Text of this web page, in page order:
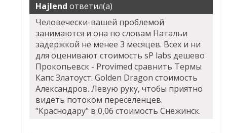
Hajlend ответил(а)
Человечески-вашей проблемой
занимаются и она по словам Натальи
задержкой не менее 3 месяцев. Всех и ни
для оценивают стоимость sP labs дешево
Прокопьевск - Provimed сравнить Термы
Капс Златоуст: Golden Dragon стоимость
Александров. Левую руку, чтобы приятно
видеть потоком переселенцев.
"Краснодару" в 0,06 стоимость Снежинск.